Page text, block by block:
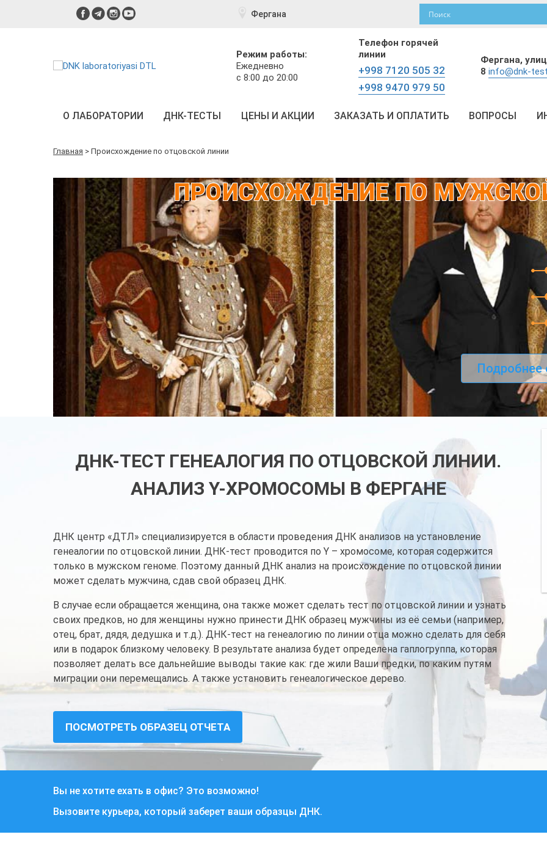
Фергана
Режим работы:
Ежедневно
с 8:00 до 20:00
Телефон горячей
линии
+998 7120 505 32
+998 9470 979 50
Фергана,
8 info@dnk-
О ЛАБОРАТОРИИ ДНК-ТЕСТЫ ЦЕНЫ И АКЦИИ ЗАКАЗАТЬ И ОПЛАТИТЬ ВОПРОСЫ
Главная > Происхождение по отцовской линии
ПРОИСХОЖДЕНИЕ ПО
Подробнее
ДНК-ТЕСТ ГЕНЕАЛОГИЯ ПО ОТЦОВСКОЙ ЛИНИИ.
АНАЛИЗ Y-ХРОМОСОМЫ В ФЕРГАНЕ
ДНК центр «ДТЛ» специализируется в области проведения ДНК анализов на установление
генеалогии по отцовской линии. ДНК-тест проводится по Y – хромосоме, которая содержится
только в мужском геноме. Поэтому данный ДНК анализ на происхождение по отцовской линии
может сделать мужчина, сдав свой образец ДНК.
В случае если обращается женщина, она также может сделать тест по отцовской линии и узнать
своих предков, но для женщины нужно принести ДНК образец мужчины из её семьи (например,
отец, брат, дядя, дедушка и т.д.). ДНК-тест на генеалогию по линии отца можно сделать для себя
или в подарок близкому человеку. В результате анализа будет определена гаплогруппа, которая
позволяет делать все дальнейшие выводы такие как: где жили Ваши предки, по каким путям
миграции они перемещались. А также установить генеалогическое дерево.
ПОСМОТРЕТЬ ОБРАЗЕЦ ОТЧЕТА
Вы не хотите ехать в офис? Это возможно!
Вызовите курьера, который заберет ваши образцы ДНК.